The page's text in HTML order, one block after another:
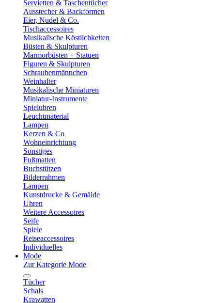
Servietten & Taschentücher
Ausstecher & Backformen
Eier, Nudel & Co.
Tischaccessoires
Musikalische Köstlichkeiten
Büsten & Skulpturen
Marmorbüsten + Statuen
Figuren & Skulpturen
Schraubenmännchen
Weinhalter
Musikalische Miniaturen
Miniatur-Instrumente
Spieluhren
Leuchtmaterial
Lampen
Kerzen & Co
Wohneinrichtung
Sonstiges
Fußmatten
Buchstützen
Bilderrahmen
Lampen
Kunstdrucke & Gemälde
Uhren
Weitere Accessoires
Seife
Spiele
Reiseaccessoires
Individuelles
Mode
Zur Kategorie Mode
Tücher
Schals
Krawatten